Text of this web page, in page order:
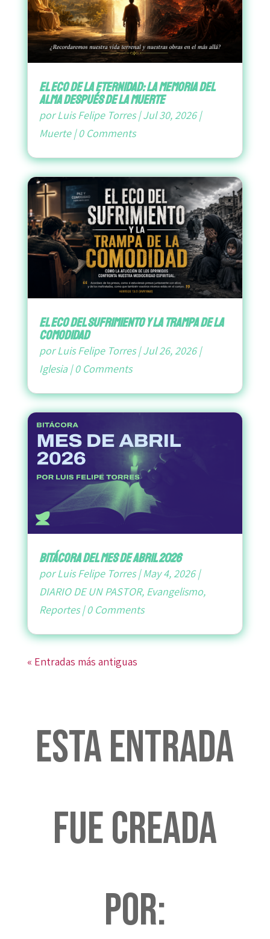
El Eco de la Eternidad: La Memoria del
Alma después de la Muerte
porLuis Felipe Torres|Jul 30, 2026|
Muerte|0 Comments
El Eco del Sufrimiento y la Trampa de la
Comodidad
porLuis Felipe Torres|Jul 26, 2026|
Iglesia|0 Comments
bitácora del mes de abril 2026
porLuis Felipe Torres|May 4, 2026|
DIARIO DE UN PASTOR, Evangelismo,
Reportes|0 Comments
« Entradas más antiguas
Esta entrada
fue creada
por: